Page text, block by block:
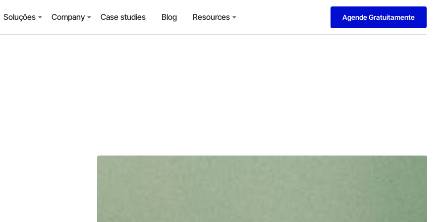
Soluções Company Case studies Blog Resources Agende Gratuitamente